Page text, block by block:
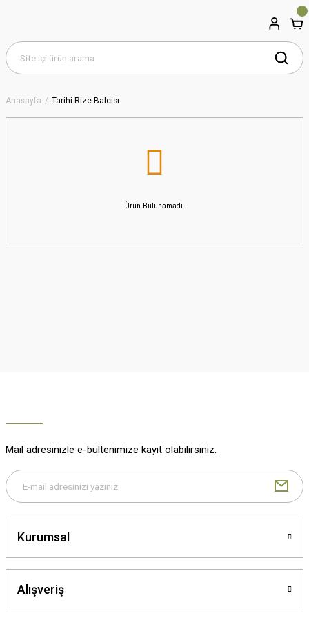
Anasayfa Tarihi Rize Balcısı
Ürün Bulunamadı.
Mail adresinizle e-bültenimize kayıt olabilirsiniz.
Kurumsal
Alışveriş